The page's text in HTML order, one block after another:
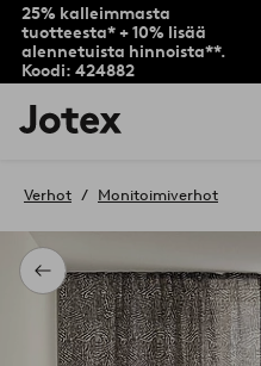
25% kalleimmasta
tuotteesta* + 10% lisää
alennetuista hinnoista**.
Koodi: 424882
Jotex-
logo
aloitussivulle
Takaisin
Verhot Monitoimiverhot